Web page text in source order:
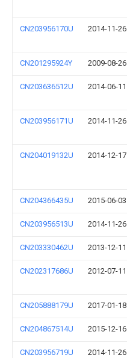
CN203956170U 2014-11-26
CN201295924Y 2009-08-26
CN203636512U 2014-06-11
CN203956171U 2014-11-26
CN204019132U 2014-12-17
CN204366435U 2015-06-03
CN203956513U 2014-11-26
CN203330462U 2013-12-11
CN202317686U 2012-07-11
CN205888179U 2017-01-18
CN204867514U 2015-12-16
CN203956719U 2014-11-26